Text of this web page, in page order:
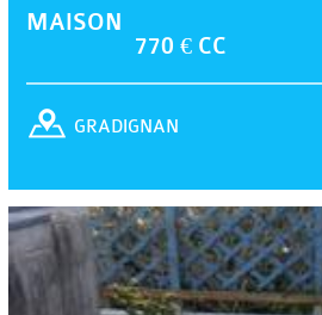
MAISON
770 € CC
GRADIGNAN